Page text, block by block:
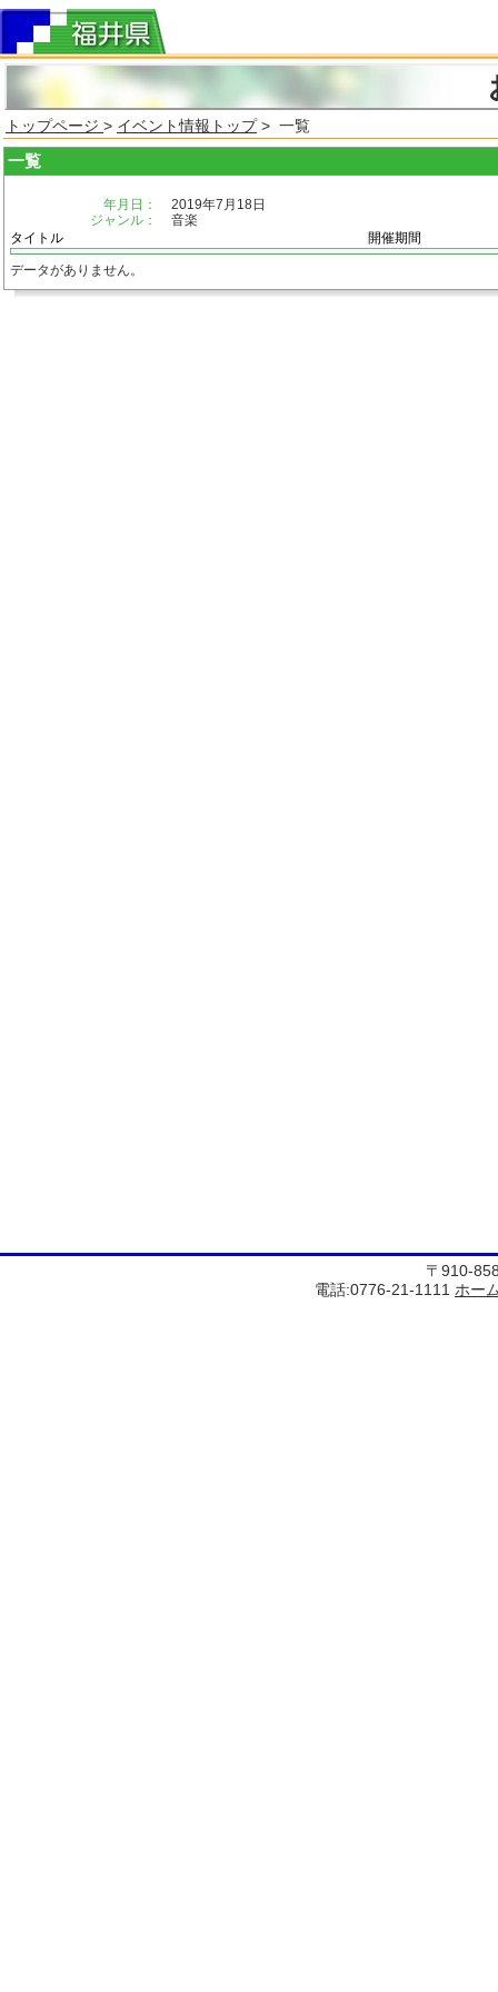
トップページ > イベント情報トップ> 一覧
一覧
年月日：
2019年7月18日
ジャンル：
音楽
タイトル
開催期間
データがありません。
〒910-
電話:0776-21-1111 ホー